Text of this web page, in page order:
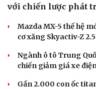
với chiến lược phát
Mazda MX-5 thế hệ
cơ xăng Skyactiv-Z
Ngành ô tô Trung
chiến giảm giá xe
Gần 2.000 con ốc